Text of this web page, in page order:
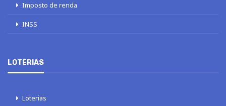
Imposto de renda
INSS
LOTERIAS
Loterias